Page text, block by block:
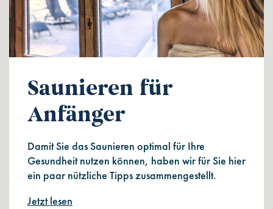
Saunieren für
Anfänger
Damit Sie das Saunieren optimal für Ihre
Gesundheit nutzen können, haben wir für Sie hier
ein paar nützliche Tipps zusammengestellt.
Jetzt lesen